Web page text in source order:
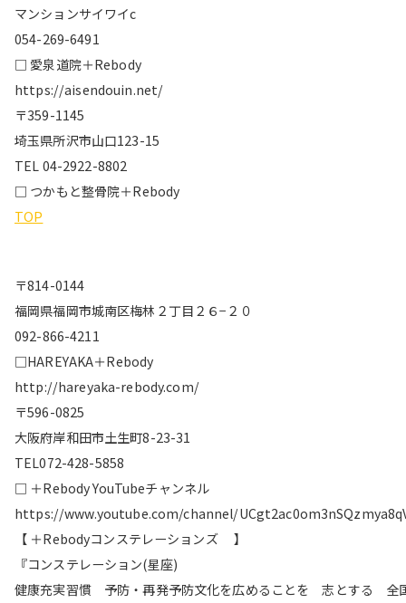
マンションサイワイc
054-269-6491
□ 愛泉道院＋Rebody
https://aisendouin.net/
〒359-1145
埼玉県所沢市山口123-15
TEL 04-2922-8802
□ つかもと整骨院＋Rebody
TOP
〒814-0144
福岡県福岡市城南区梅林２丁目２６−２０
092-866-4211
□HAREYAKA＋Rebody
http://hareyaka-rebody.com/
〒596-0825
大阪府岸和田市土生町8-23-31
TEL072-428-5858
□ ＋Rebody YouTubeチャンネル
https://www.youtube.com/channel/
【 ＋Rebodyコンステレーションズ 】
『コンステレーション(星座)
健康充実習慣 予防・再発予防文化を広めることを 志とする 全